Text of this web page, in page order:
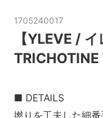
1705240017
【YLEVE /
■ DETAILS
撚りを工夫した細番